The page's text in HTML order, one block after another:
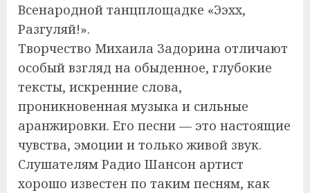
Всенародной танцплощадке «Ээхх,
Разгуляй!».
Творчество Михаила Задорина отличают
особый взгляд на обыденное, глубокие
тексты, искренние слова,
проникновенная музыка и сильные
аранжировки. Его песни — это настоящие
чувства, эмоции и только живой звук.
Слушателям Радио Шансон артист
хорошо известен по таким песням, как